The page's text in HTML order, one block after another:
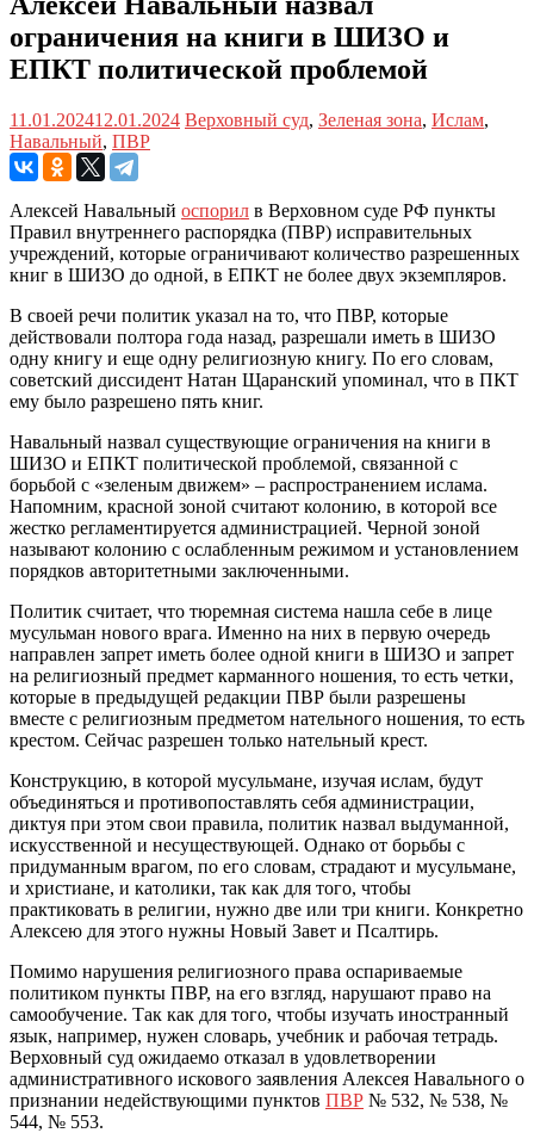
ограничения на книги в ШИЗО и
ЕПКТ политической проблемой
11.01.202412.01.2024 Верховный суд, Зеленая зона, Ислам,
Навальный, ПВР
Алексей Навальный оспорил в Верховном суде РФ пункты
Правил внутреннего распорядка (ПВР) исправительных
учреждений, которые ограничивают количество разрешенных
книг в ШИЗО до одной, в ЕПКТ не более двух экземпляров.
В своей речи политик указал на то, что ПВР, которые
действовали полтора года назад, разрешали иметь в ШИЗО
одну книгу и еще одну религиозную книгу. По его словам,
советский диссидент Натан Щаранский упоминал, что в ПКТ
ему было разрешено пять книг.
Навальный назвал существующие ограничения на книги в
ШИЗО и ЕПКТ политической проблемой, связанной с
борьбой с «зеленым движем» – распространением ислама.
Напомним, красной зоной считают колонию, в которой все
жестко регламентируется администрацией. Черной зоной
называют колонию с ослабленным режимом и установлением
порядков авторитетными заключенными.
Политик считает, что тюремная система нашла себе в лице
мусульман нового врага. Именно на них в первую очередь
направлен запрет иметь более одной книги в ШИЗО и запрет
на религиозный предмет карманного ношения, то есть четки,
которые в предыдущей редакции ПВР были разрешены
вместе с религиозным предметом нательного ношения, то есть
крестом. Сейчас разрешен только нательный крест.
Конструкцию, в которой мусульмане, изучая ислам, будут
объединяться и противопоставлять себя администрации,
диктуя при этом свои правила, политик назвал выдуманной,
искусственной и несуществующей. Однако от борьбы с
придуманным врагом, по его словам, страдают и мусульмане,
и христиане, и католики, так как для того, чтобы
практиковать в религии, нужно две или три книги. Конкретно
Алексею для этого нужны Новый Завет и Псалтирь.
Помимо нарушения религиозного права оспариваемые
политиком пункты ПВР, на его взгляд, нарушают право на
самообучение. Так как для того, чтобы изучать иностранный
язык, например, нужен словарь, учебник и рабочая тетрадь.
Верховный суд ожидаемо отказал в удовлетворении
административного искового заявления Алексея Навального о
признании недействующими пунктов ПВР № 532, № 538, №
544, № 553.